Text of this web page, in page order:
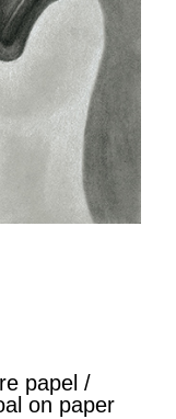
papel /
on paper